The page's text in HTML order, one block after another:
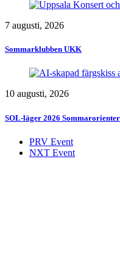
7 augusti, 2026
Sommarklubben UKK
10 augusti, 2026
SOL-läger 2026
PRV Event
NXT Event